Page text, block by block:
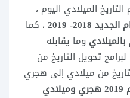
الميلادي اليوم ،
2018- 2019
، كما
بالميلادي وما يقابله
تحويل التاريخ من
من ميلادي إلى هجري